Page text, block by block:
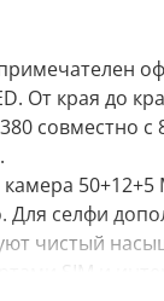
От края до
совместно
Для селфи
чистый
SIM и